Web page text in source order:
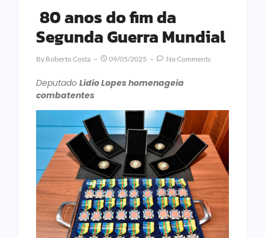
80 anos do fim da
Segunda Guerra Mundial
By Roberto Costa 09/05/2025 No Comments
Deputado Lidio Lopes homenageia
combatentes